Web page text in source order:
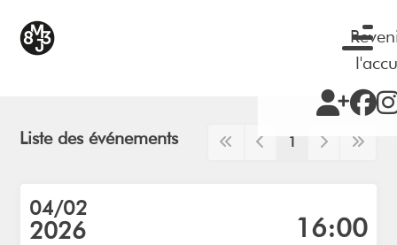
Liste des événements 1
04/02
2026 16:00